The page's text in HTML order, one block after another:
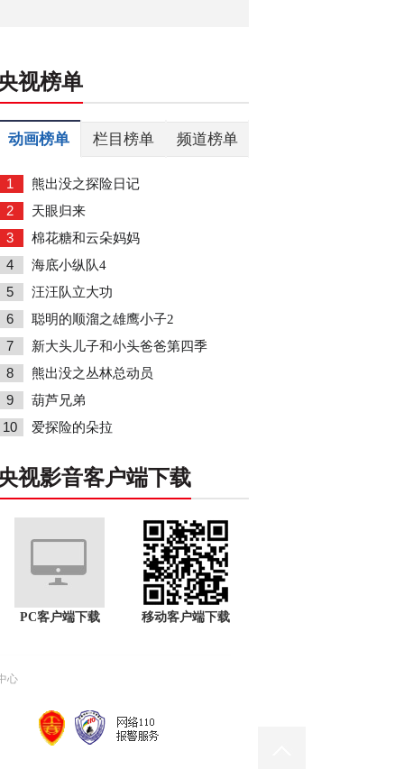
视榜单
动画榜单 栏目榜单 频道榜单
1 熊出没之探险日记
2 天眼归来
3 棉花糖和云朵妈妈
4 海底小纵队4
5 汪汪队立大功
6 聪明的顺溜之雄鹰小子2
7 新大头儿子和小头爸爸第四季
8 熊出没之丛林总动员
9 葫芦兄弟
10 爱探险的朵拉
视影音客户端下载
PC客户端下载 移动客户端下载
心